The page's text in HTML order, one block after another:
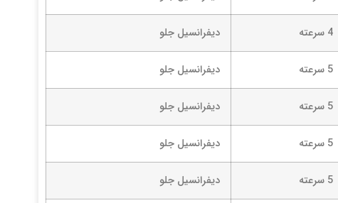
4 سرعته دیفرانسیل جلو
5 سرعته دیفرانسیل جلو
5 سرعته دیفرانسیل جلو
5 سرعته دیفرانسیل جلو
5 سرعته دیفرانسیل جلو